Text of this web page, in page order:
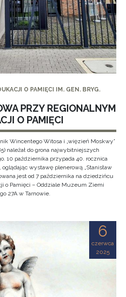
O PAMIĘCI IM. GEN. BRYG.
PRZY REGIONALNYM
O PAMIĘCI
Wincentego Witosa i „więzień Moskwy”
należał do grona najwybitniejszych
10 października przypada 40. rocznica
wystawę plenerową „Stanisław
jest od 7 października na dziedzińcu
o Pamięci – Oddziale Muzeum Ziemi
27A w Tarnowie.
6
czerwca
2025